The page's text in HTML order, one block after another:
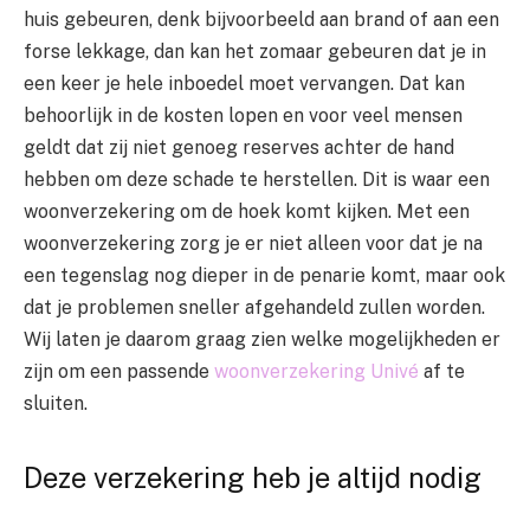
huis gebeuren, denk bijvoorbeeld aan brand of aan een
forse lekkage, dan kan het zomaar gebeuren dat je in
een keer je hele inboedel moet vervangen. Dat kan
behoorlijk in de kosten lopen en voor veel mensen
geldt dat zij niet genoeg reserves achter de hand
hebben om deze schade te herstellen. Dit is waar een
woonverzekering om de hoek komt kijken. Met een
woonverzekering zorg je er niet alleen voor dat je na
een tegenslag nog dieper in de penarie komt, maar ook
dat je problemen sneller afgehandeld zullen worden.
Wij laten je daarom graag zien welke mogelijkheden er
zijn om een passende woonverzekering Univé af te
sluiten.
Deze verzekering heb je altijd nodig